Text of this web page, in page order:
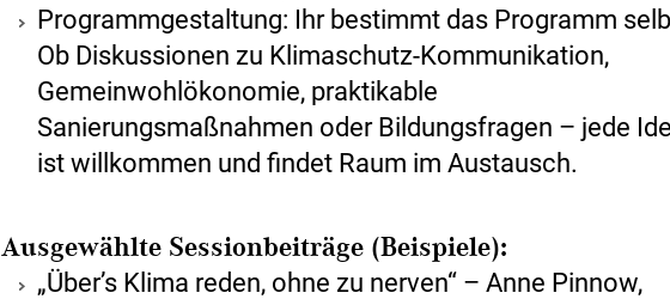
Programmgestaltung: Ihr bestimmt das Programm
Ob Diskussionen zu Klimaschutz-Kommunikation,
Gemeinwohlökonomie, praktikable
Sanierungsmaßnahmen oder Bildungsfragen – jede
ist willkommen und findet Raum im Austausch.
Ausgewählte Sessionbeiträge (Beispiele):
„Über’s Klima reden, ohne zu nerven“ – Anne Pinnow,